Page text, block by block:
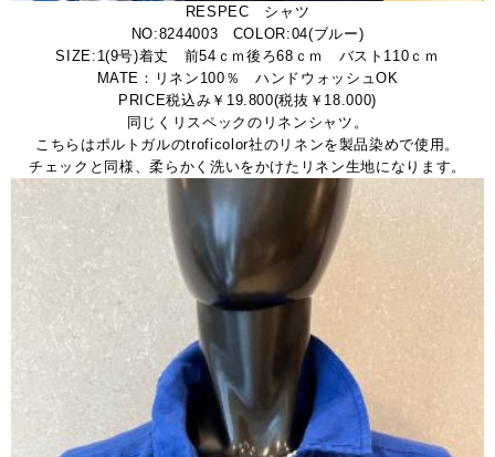
RESPEC シャツ
NO:8244003 COLOR:04(ブルー)
SIZE:1(9号)着丈 前54ｃｍ後ろ68ｃｍ バスト110ｃｍ
MATE：リネン100％ ハンドウォッシュOK
PRICE税込み￥19.800(税抜￥18.000)
同じくリスペックのリネンシャツ。
こちらはポルトガルのtroficolor社のリネンを製品染めで使用。
チェックと同様、柔らかく洗いをかけたリネン生地になります。